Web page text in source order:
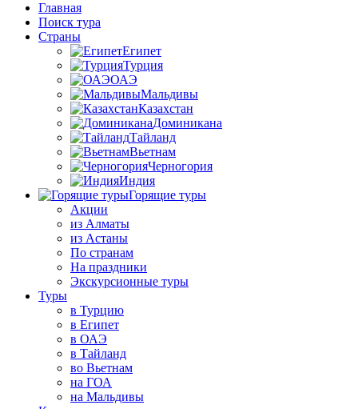
Главная
Поиск тура
Страны
Египет
Турция
ОАЭ
Мальдивы
Казахстан
Доминикана
Тайланд
Вьетнам
Черногория
Индия
Горящие туры
Акции
из Алматы
из Астаны
По странам
На праздники
Экскурсионные туры
Туры
в Турцию
в Египет
в ОАЭ
в Тайланд
во Вьетнам
на ГОА
на Мальдивы